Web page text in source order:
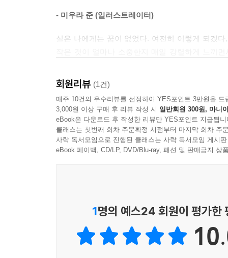
하는 결말에 저자가 삶을 대하는 사랑과 자비를 느
- 미우라 준 (일러스트레이터)
실은 나에게는 꿈이 없었다. 여전히 이렇게 되겠
- Anna Tsuchiya (모델·뮤지션)
회원리뷰 (1건)
매주 10건의 우수리뷰를 선정하여 YES포인트 3만원을 드
3,000원 이상 구매 후 리뷰 작성 시 일반회원 300원, 마니
eBook은 다운로드 후 작성한 리뷰만 YES포인트 지급됩니
클래스는 첫번째 회차 주문확정 시점부터 마지막 회차 주
사락 독서모임으로 진행된 클래스는 사락 독서모임 게시
eBook 페이백, CD/LP, DVD/Blu-ray, 패션 및 판매금지 상
1명의 예스24 회원이 평가한